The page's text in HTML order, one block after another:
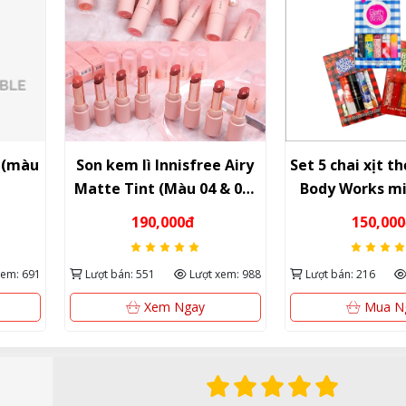
Airy
& 08)
xem: 988
Set 5 chai xịt thơm Bath &
Body Works mini 10ml –
Trải nghiệm đa dạng
hương thơm biểu tượng
150,000đ
Lượt bán: 216 Lượt xem: 658
Mua Ngay
Dầu Lăn
3cc / 5cc –
Lan, tiện
tức
Lượt bán: 431
Xem